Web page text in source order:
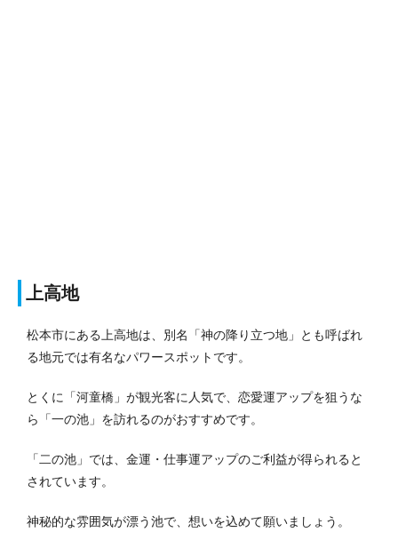
上高地
松本市にある上高地は、別名「神の降り立つ地」とも呼ばれ
る地元では有名なパワースポットです。
とくに「河童橋」が観光客に人気で、恋愛運アップを狙うな
ら「一の池」を訪れるのがおすすめです。
「二の池」では、金運・仕事運アップのご利益が得られると
されています。
神秘的な雰囲気が漂う池で、想いを込めて願いましょう。